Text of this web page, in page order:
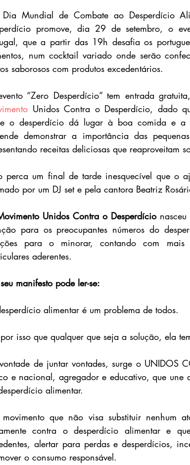
Mundial de Combate ao Desperdício
promove, dia 29 de setembro, o
que a partir das 19h desafia os
num cocktail variado onde serão
saborosos com produtos excedentários.
“Zero Desperdício” tem entrada
Unidos Contra o Desperdício, dado
o desperdício dá lugar à boa comida e a
demonstrar a importância das
receitas deliciosas que reaproveitam
perca um final de tarde inesquecível que o
por um DJ set e pela cantora Beatriz
Unidos Contra o Desperdício nasceu
para os preocupantes números do
para o minorar, contando com
aderentes.
manifesto pode ler-se:
alimentar é um problema de todos.
isso que qualquer que seja a solução, ela
de juntar vontades, surge o UNIDOS
e nacional, agregador e educativo, que une
alimentar.
movimento que não visa substituir nenhum
contra o desperdício alimentar e
alertar para perdas e desperdícios,
o consumo responsável.